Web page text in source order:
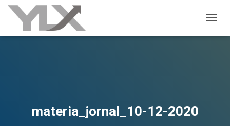
materia_jornal_10-12-2020